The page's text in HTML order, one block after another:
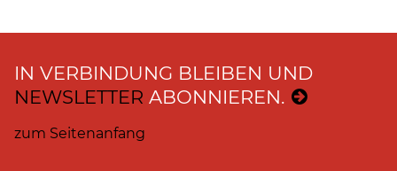
IN VERBINDUNG BLEIBEN UND
NEWSLETTER ABONNIEREN.
zum Seitenanfang